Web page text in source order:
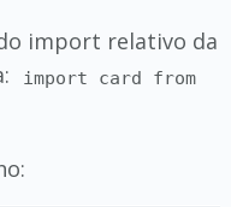
import relativo da
import card from